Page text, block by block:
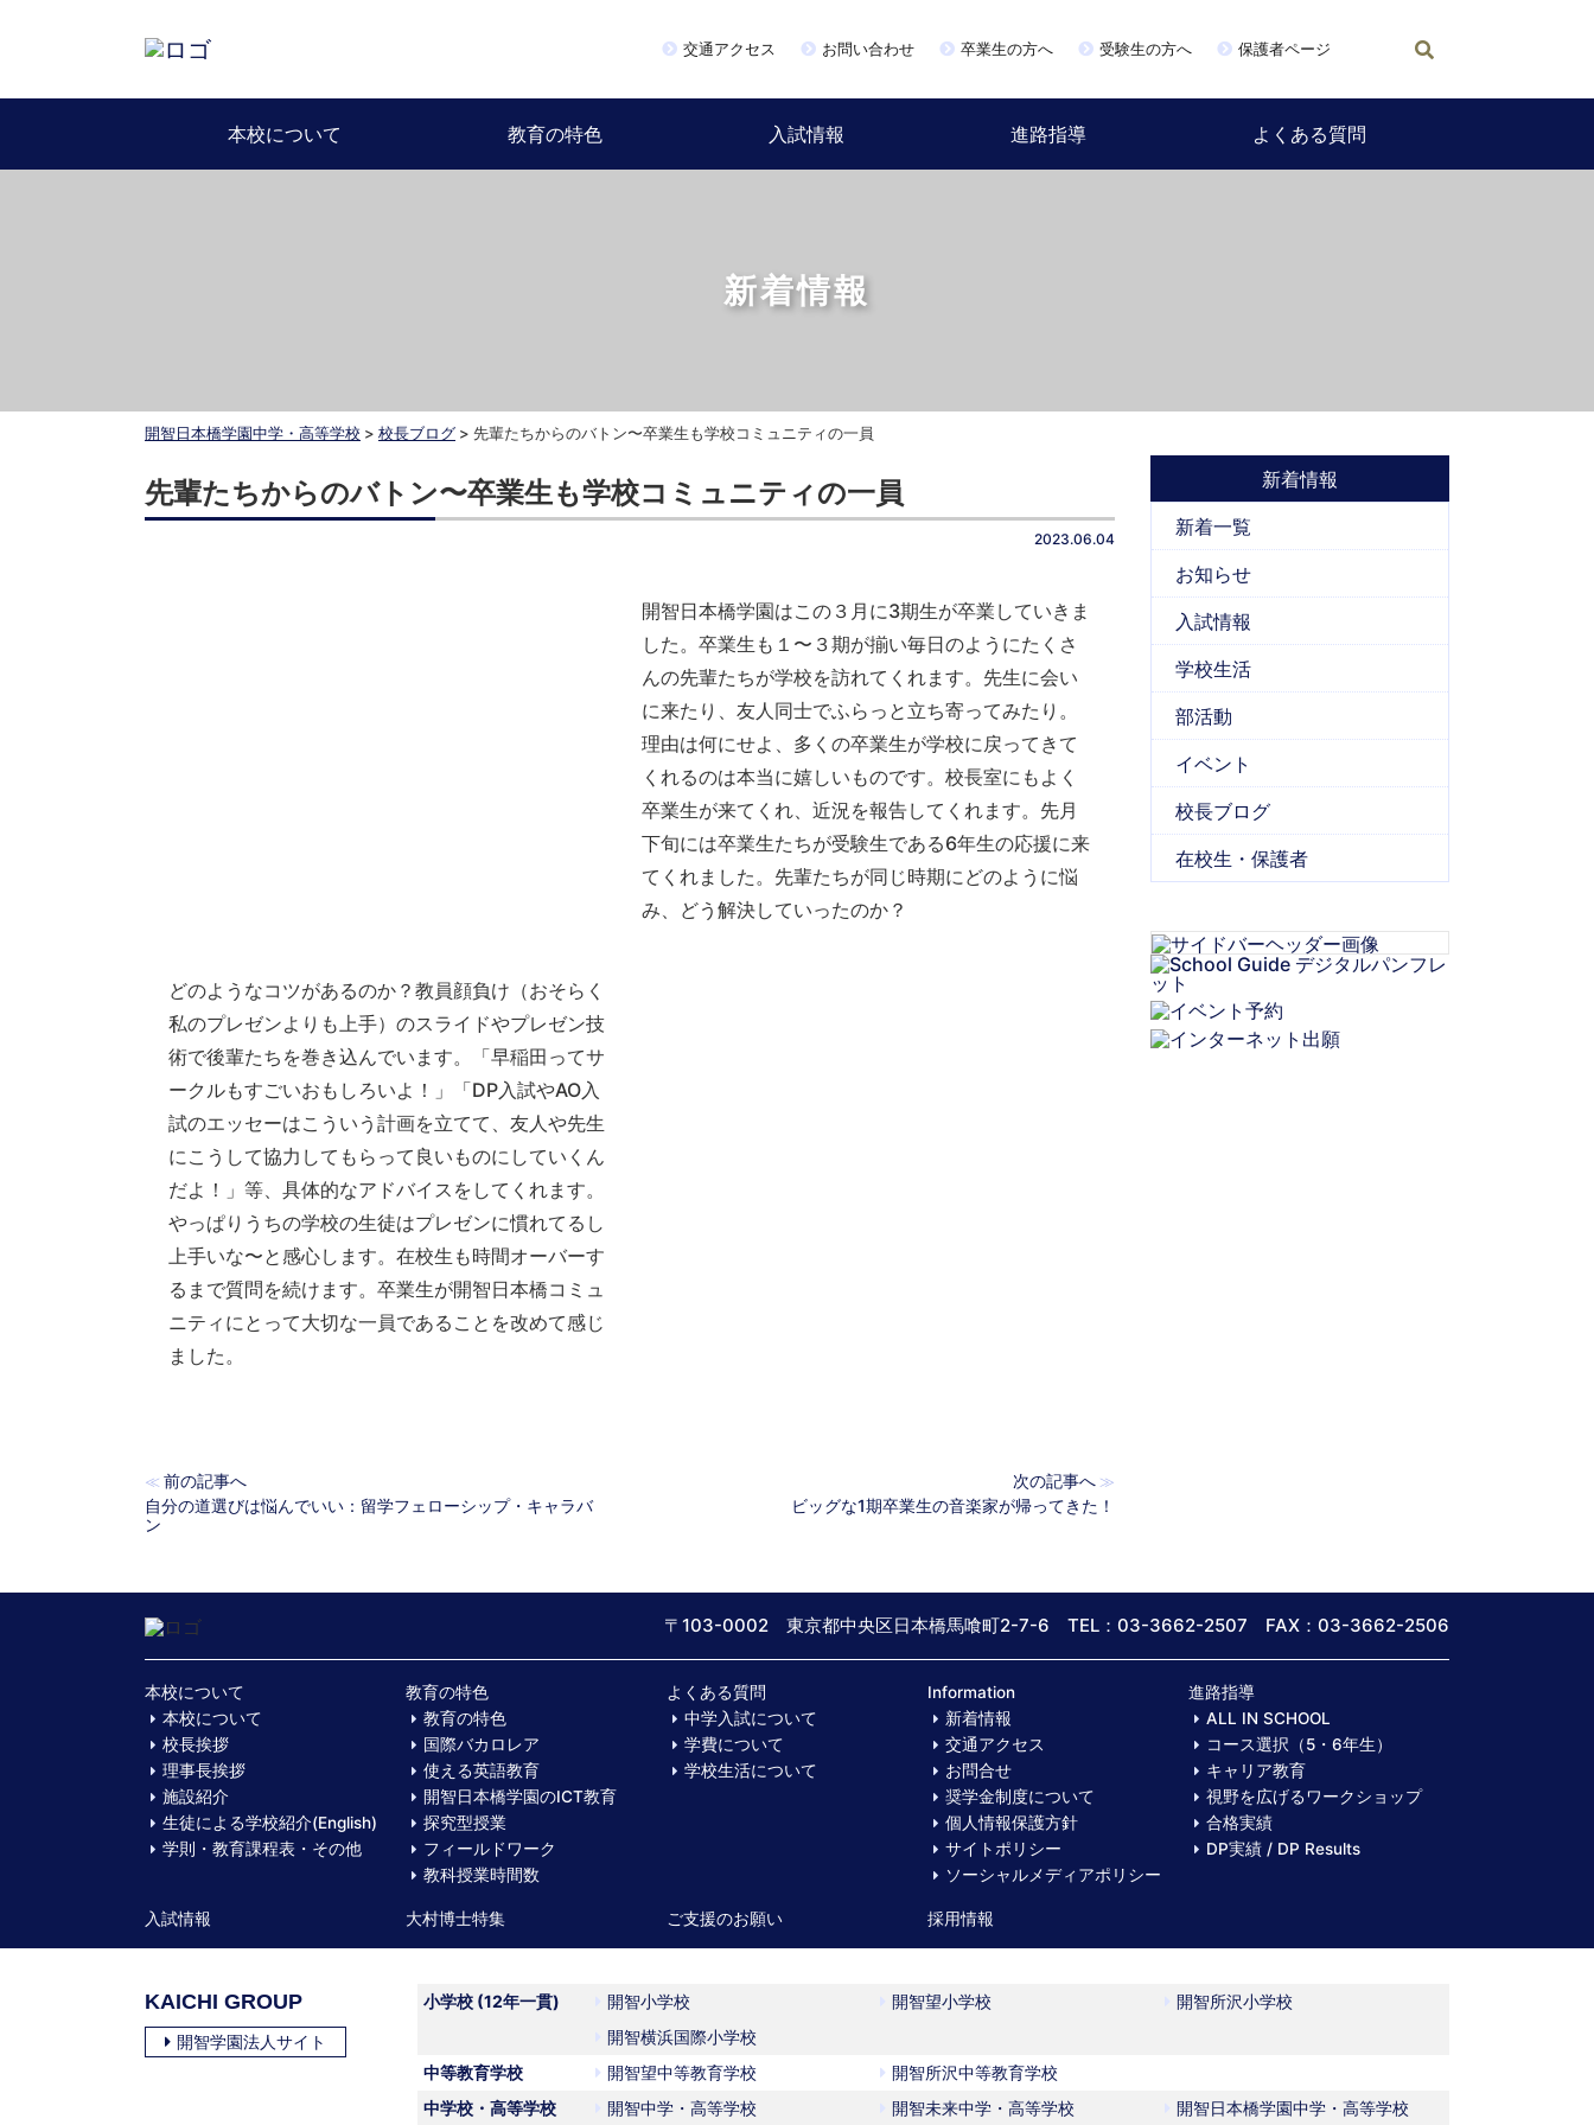
交通アクセス お問い合わせ 卒業生の方へ 受験生の方へ 保護者ページ
本校について 教育の特色 入試情報 進路指導 よくある質問
新着情報
開智日本橋学園中学・高等学校 > 校長ブログ > 先輩たちからのバトン〜卒業生も学校コミュニティの一員
新着情報
新着一覧
お知らせ
入試情報
学校生活
部活動
イベント
校長ブログ
在校生・保護者
先輩たちからのバトン〜卒業生も学校コミュニティの一員
2023.06.04
開智日本橋学園はこの３月に3期生が卒業していきま
した。卒業生も１〜３期が揃い毎日のようにたくさ
んの先輩たちが学校を訪れてくれます。先生に会い
に来たり、友人同士でふらっと立ち寄ってみたり。
理由は何にせよ、多くの卒業生が学校に戻ってきて
くれるのは本当に嬉しいものです。校長室にもよく
卒業生が来てくれ、近況を報告してくれます。先月
下旬には卒業生たちが受験生である6年生の応援に来
てくれました。先輩たちが同じ時期にどのように悩
み、どう解決していったのか？
どのようなコツがあるのか？教員顔負け（おそらく
私のプレゼンよりも上手）のスライドやプレゼン技
術で後輩たちを巻き込んでいます。「早稲田ってサ
ークルもすごいおもしろいよ！」「DP入試やAO入
試のエッセーはこういう計画を立てて、友人や先生
にこうして協力してもらって良いものにしていくん
だよ！」等、具体的なアドバイスをしてくれます。
やっぱりうちの学校の生徒はプレゼンに慣れてるし
上手いな〜と感心します。在校生も時間オーバーす
るまで質問を続けます。卒業生が開智日本橋コミュ
ニティにとって大切な一員であることを改めて感じ
ました。
≪ 前の記事へ
自分の道選びは悩んでいい：留学フェローシップ・キャラバ
ン
次の記事へ≫
ビッグな1期卒業生の音楽家が帰ってきた！
〒103-0002 東京都中央区日本橋馬喰町2-7-6 TEL：03-3662-2507 FAX：03-3662-2506
本校について
本校について
校長挨拶
理事長挨拶
施設紹介
生徒による学校紹介(English)
学則・教育課程表・その他
教育の特色
教育の特色
国際バカロレア
使える英語教育
開智日本橋学園のICT教育
探究型授業
フィールドワーク
教科授業時間数
よくある質問
中学入試について
学費について
学校生活について
Information
新着情報
交通アクセス
お問合せ
奨学金制度について
個人情報保護方針
サイトポリシー
ソーシャルメディアポリシー
進路指導
ALL IN SCHOOL
コース選択（5・6年生）
キャリア教育
視野を広げるワークショップ
合格実績
DP実績 / DP Results
入試情報 大村博士特集 ご支援のお願い 採用情報
KAICHI GROUP
開智学園法人サイト
小学校 (12年一貫) 開智小学校 開智望小学校
開智所沢小学校
開智横浜国際小学校
中等教育学校
開智望中等教育学校
開智所沢中等教育学校
中学校・高等学校
開智中学・高等学校 開智未来中学・高等学校 開智日本橋学園中学・高等学校